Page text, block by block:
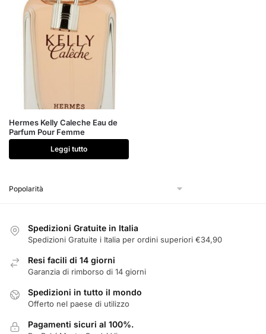
Hermes Kelly Caleche Eau de
Parfum Pour Femme
Leggi tutto
Spedizioni Gratuite in Italia
Spedizioni Gratuite i Italia per ordini superiori €34,90
Resi facili di 14 giorni
Garanzia di rimborso di 14 giorni
Spedizioni in tutto il mondo
Offerto nel paese di utilizzo
Pagamenti sicuri al 100%.